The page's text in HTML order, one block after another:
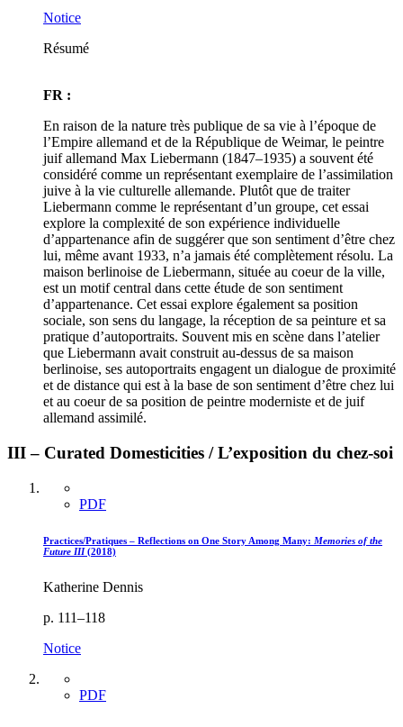
Notice
Résumé
FR :
En raison de la nature très publique de sa vie à l’époque de
l’Empire allemand et de la République de Weimar, le peintre
juif allemand Max Liebermann (1847–1935) a souvent été
considéré comme un représentant exemplaire de l’assimilation
juive à la vie culturelle allemande. Plutôt que de traiter
Liebermann comme le représentant d’un groupe, cet essai
explore la complexité de son expérience individuelle
d’appartenance afin de suggérer que son sentiment d’être chez
lui, même avant 1933, n’a jamais été complètement résolu. La
maison berlinoise de Liebermann, située au coeur de la ville,
est un motif central dans cette étude de son sentiment
d’appartenance. Cet essai explore également sa position
sociale, son sens du langage, la réception de sa peinture et sa
pratique d’autoportraits. Souvent mis en scène dans l’atelier
que Liebermann avait construit au-dessus de sa maison
berlinoise, ses autoportraits engagent un dialogue de proximité
et de distance qui est à la base de son sentiment d’être chez lui
et au coeur de sa position de peintre moderniste et de juif
allemand assimilé.
III – Curated Domesticities / L’exposition du chez-soi
PDF
Practices/Pratiques – Reflections on One Story Among Many: Memories of the
Future III(2018)
Katherine Dennis
p. 111–118
Notice
PDF